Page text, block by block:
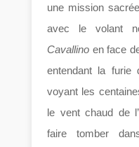
une mission
avec le volant
Cavallino en face
entendant la furie
voyant les
le vent chaud de
faire tomber